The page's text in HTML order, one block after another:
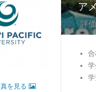
を見る
ア
評